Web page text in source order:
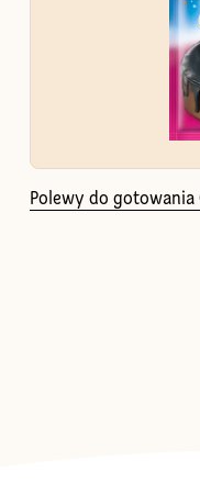
Polewy do gotowania